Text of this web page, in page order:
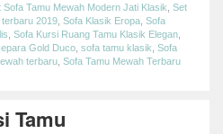
Sofa Tamu Mewah Modern Jati Klasik Set
2019 Sofa Klasik Eropa Sofa
Sofa Kursi Ruang Tamu Klasik Elegan
Gold Duco sofa tamu klasik Sofa
terbaru Sofa Tamu Mewah Terbaru
Tamu